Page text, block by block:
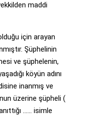
maddi
için arayan
Şüphelinin
ve şüphelenin,
köyün adını
inanmış ve
üzerine şüpheli (
…… isimle